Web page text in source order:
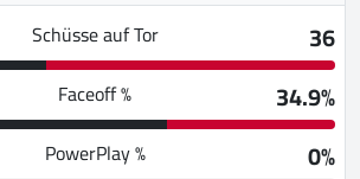
Schüsse auf Tor
36
Faceoff %
34.9%
PowerPlay % 0%